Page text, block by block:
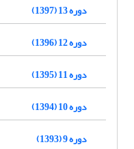
دوره 13 (1397)
دوره 12 (1396)
دوره 11 (1395)
دوره 10 (1394)
دوره 9 (1393)